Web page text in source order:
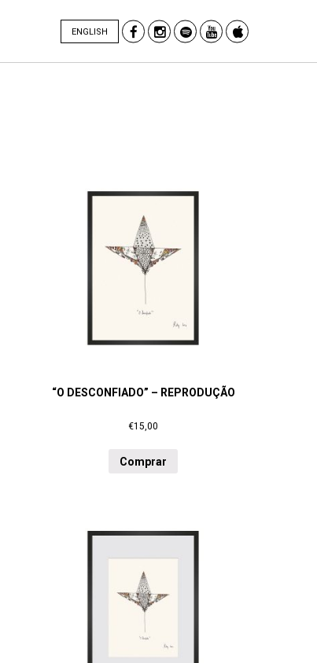
ENGLISH
“O DESCONFIADO” – REPRODUÇÃO
€15,00
Comprar